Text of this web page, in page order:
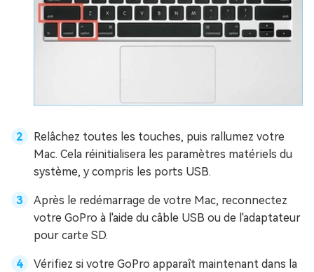
Relâchez toutes les touches, puis rallumez votre
Mac. Cela réinitialisera les paramètres matériels du
système, y compris les ports USB.
Après le redémarrage de votre Mac, reconnectez
votre GoPro à l'aide du câble USB ou de l'adaptateur
pour carte SD.
Vérifiez si votre GoPro apparaît maintenant dans la